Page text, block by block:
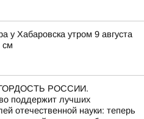
у Хабаровска утром 9 августа
см
РОССИИ.
поддержит лучших
отечественной науки: теперь